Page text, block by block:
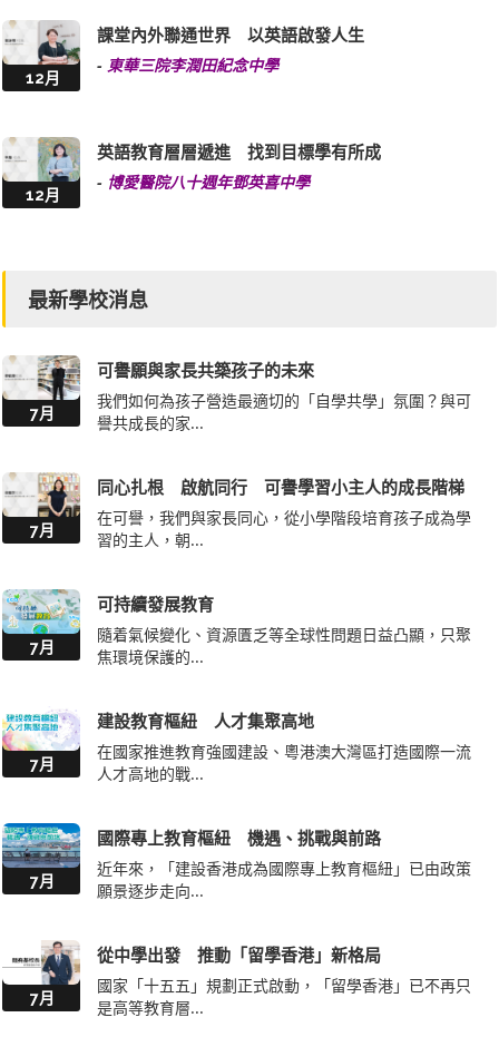
12月
課堂內外聯通世界 以英語啟發人生
- 東華三院李潤田紀念中學
12月
英語教育層層遞進 找到目標學有所成
- 博愛醫院八十週年鄧英喜中學
最新學校消息
7月
可譽願與家長共築孩子的未來
我們如何為孩子營造最適切的「自學共學」氛圍？與可
譽共成長的家...
7月
同心扎根 啟航同行 可譽學習小主人的成長階梯
在可譽，我們與家長同心，從小學階段培育孩子成為學
習的主人，朝...
7月
可持續發展教育
隨着氣候變化、資源匱乏等全球性問題日益凸顯，只聚
焦環境保護的...
7月
建設教育樞紐 人才集聚高地
在國家推進教育強國建設、粵港澳大灣區打造國際一流
人才高地的戰...
7月
國際專上教育樞紐 機遇、挑戰與前路
近年來，「建設香港成為國際專上教育樞紐」已由政策
願景逐步走向...
7月
從中學出發 推動「留學香港」新格局
國家「十五五」規劃正式啟動，「留學香港」已不再只
是高等教育層...